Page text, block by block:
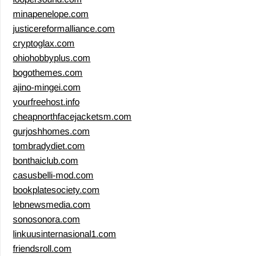
minapenelope.com
justicereformalliance.com
cryptoglax.com
ohiohobbyplus.com
bogothemes.com
ajino-mingei.com
yourfreehost.info
cheapnorthfacejacketsm.com
gurjoshhomes.com
tombradydiet.com
bonthaiclub.com
casusbelli-mod.com
bookplatesociety.com
lebnewsmedia.com
sonosonora.com
linkuusinternasional1.com
friendsroll.com